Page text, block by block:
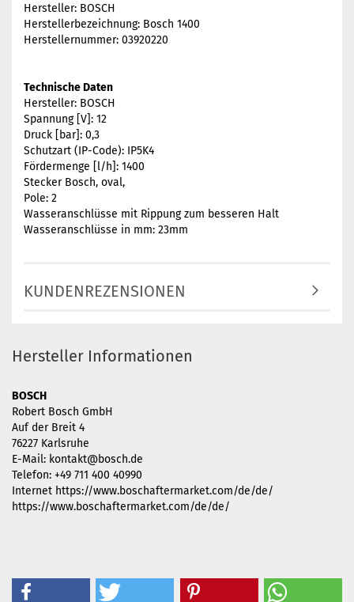
Hersteller: BOSCH
Herstellerbezeichnung: Bosch 1400
Herstellernummer: 03920220
Technische Daten
Hersteller: BOSCH
Spannung [V]: 12
Druck [bar]: 0,3
Schutzart (IP-Code): IP5K4
Fördermenge [l/h]: 1400
Stecker Bosch, oval,
Pole: 2
Wasseranschlüsse mit Rippung zum besseren Halt
Wasseranschlüsse in mm: 23mm
KUNDENREZENSIONEN
Hersteller Informationen
BOSCH
Robert Bosch GmbH
Auf der Breit 4
76227 Karlsruhe
E-Mail: kontakt@bosch.de
Telefon: +49 711 400 40990
Internet https://www.boschaftermarket.com/de/de/
https://www.boschaftermarket.com/de/de/